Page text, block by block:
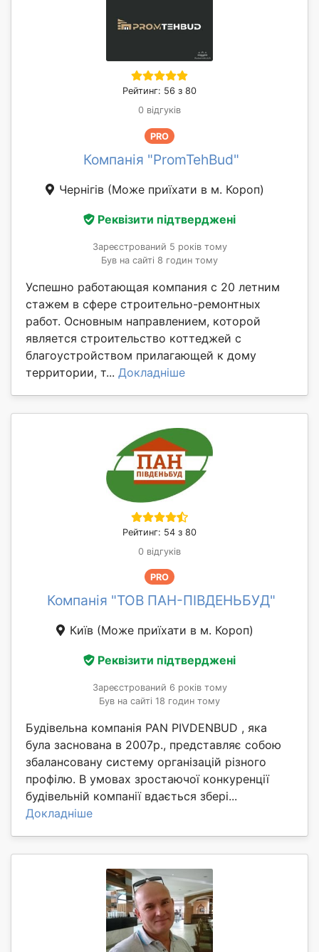
Рейтинг: 56 з 80
0 відгуків
PRO
Компанія "PromTehBud"
Чернігів (Може приїхати в м. Короп)
Реквізити підтверджені
Зареєстрований 5 років тому
Був на сайті 8 годин тому
Успешно работающая компания с 20 летним
стажем в сфере строительно-ремонтных
работ. Основным направлением, которой
является строительство коттеджей с
благоустройством прилагающей к дому
территории, т... Докладніше
Рейтинг: 54 з 80
0 відгуків
PRO
Компанія "ТОВ ПАН-ПІВДЕНЬБУД"
Київ (Може приїхати в м. Короп)
Реквізити підтверджені
Зареєстрований 6 років тому
Був на сайті 18 годин тому
Будівельна компанія PAN PIVDENBUD , яка
була заснована в 2007р., представляє собою
збалансовану систему організацій різного
профілю. В умовах зростаючої конкуренції
будівельній компанії вдається збері...
Докладніше